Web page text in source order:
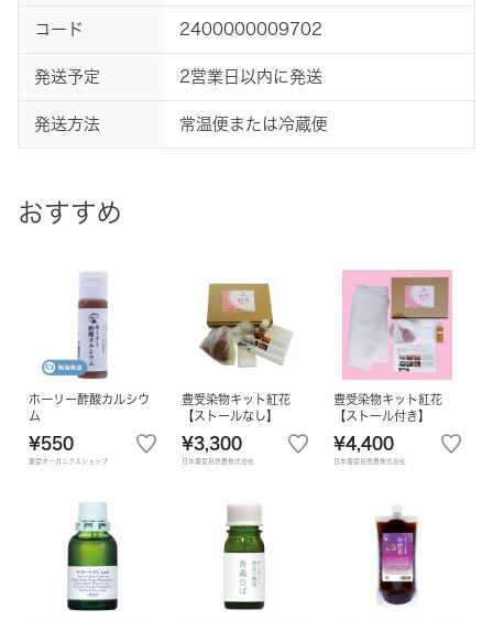
おすすめ
ホーリー酢酸カルシウ
ム
¥550
豊受オーガニクスショップ
豊受染物キット紅花
【ストールなし】
¥3,300
日本豊受自然農株式会社
豊受染物キット紅花
【ストール付き】
¥4,400
日本豊受自然農株式会社
コード 2400000009702
発送予定 2営業日以内に発送
発送方法 常温便または冷蔵便